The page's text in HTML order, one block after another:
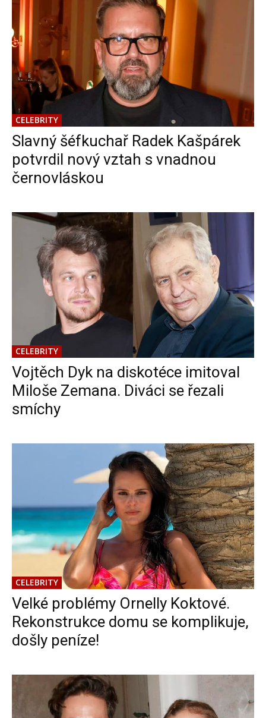
CELEBRITY
Slavný šéfkuchař Radek Kašpárek
potvrdil nový vztah s vnadnou
černovláskou
CELEBRITY
Vojtěch Dyk na diskotéce imitoval
Miloše Zemana. Diváci se řezali
smíchy
CELEBRITY
Velké problémy Ornelly Koktové.
Rekonstrukce domu se komplikuje,
došly peníze!